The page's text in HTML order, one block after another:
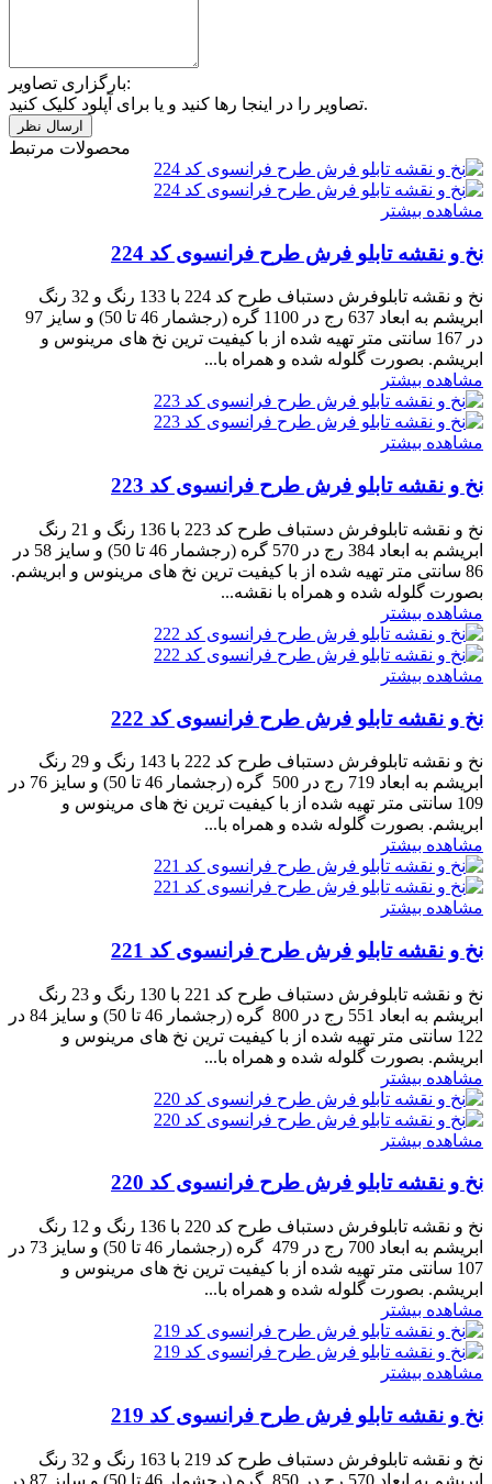
بارگزاری تصاویر:
تصاویر را در اینجا رها کنید و یا برای آپلود کلیک کنید.
محصولات مرتبط
مشاهده بیشتر
نخ و نقشه تابلو فرش طرح فرانسوی کد 224
نخ و نقشه تابلوفرش دستباف طرح کد 224 با 133 رنگ و 32 رنگ
ابریشم به ابعاد 637 رج در 1100 گره (رجشمار 46 تا 50) و سایز 97
در 167 سانتی متر تهیه شده از با کیفیت ترین نخ های مرینوس و
ابریشم. بصورت گلوله شده و همراه با...
مشاهده بیشتر
مشاهده بیشتر
نخ و نقشه تابلو فرش طرح فرانسوی کد 223
نخ و نقشه تابلوفرش دستباف طرح کد 223 با 136 رنگ و 21 رنگ
ابریشم به ابعاد 384 رج در 570 گره (رجشمار 46 تا 50) و سایز 58 در
86 سانتی متر تهیه شده از با کیفیت ترین نخ های مرینوس و ابریشم.
بصورت گلوله شده و همراه با نقشه...
مشاهده بیشتر
مشاهده بیشتر
نخ و نقشه تابلو فرش طرح فرانسوی کد 222
نخ و نقشه تابلوفرش دستباف طرح کد 222 با 143 رنگ و 29 رنگ
ابریشم به ابعاد 719 رج در 500 گره (رجشمار 46 تا 50) و سایز 76 در
109 سانتی متر تهیه شده از با کیفیت ترین نخ های مرینوس و
ابریشم. بصورت گلوله شده و همراه با...
مشاهده بیشتر
مشاهده بیشتر
نخ و نقشه تابلو فرش طرح فرانسوی کد 221
نخ و نقشه تابلوفرش دستباف طرح کد 221 با 130 رنگ و 23 رنگ
ابریشم به ابعاد 551 رج در 800 گره (رجشمار 46 تا 50) و سایز 84 در
122 سانتی متر تهیه شده از با کیفیت ترین نخ های مرینوس و
ابریشم. بصورت گلوله شده و همراه با...
مشاهده بیشتر
مشاهده بیشتر
نخ و نقشه تابلو فرش طرح فرانسوی کد 220
نخ و نقشه تابلوفرش دستباف طرح کد 220 با 136 رنگ و 12 رنگ
ابریشم به ابعاد 700 رج در 479 گره (رجشمار 46 تا 50) و سایز 73 در
107 سانتی متر تهیه شده از با کیفیت ترین نخ های مرینوس و
ابریشم. بصورت گلوله شده و همراه با...
مشاهده بیشتر
مشاهده بیشتر
نخ و نقشه تابلو فرش طرح فرانسوی کد 219
نخ و نقشه تابلوفرش دستباف طرح کد 219 با 163 رنگ و 32 رنگ
ابریشم به ابعاد 570 رج در 850 گره (رجشمار 46 تا 50) و سایز 87 در